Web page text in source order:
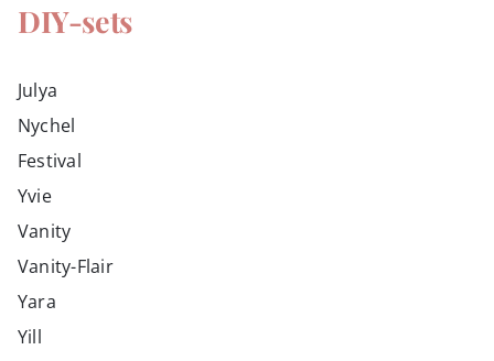
DIY-sets
Julya
Nychel
Festival
Yvie
Vanity
Vanity-Flair
Yara
Yill